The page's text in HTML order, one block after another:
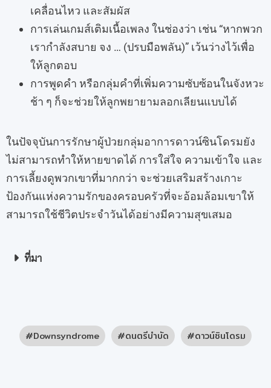
เคลื่อนไหว และสัมผัส
การเล่นเกมส์เติมเนื้อเพลง ในช่องว่า เช่น “หากพวก
เรากำลังสบาย จง … (ปรบมือพลัน)” เว้นว่างไว้เพื่อ
ให้ลูกตอบ
การพูดคำ หรือกลุ่มคำที่เพิ่มความซับซ้อนในจังหวะ
ช้า ๆ ก็จะช่วยให้ลูกพยายามลอกเลียนแบบได้
ในปัจจุบันการรักษาผู้ป่วยกลุ่มอาการดาวน์ซินโดรมยัง
ไม่สามารถทำให้หายขาดได้ การใส่ใจ ความเข้าใจ และ
การเลี้ยงดูพวกเขาที่มากกว่า จะช่วยเสริมสร้างเกาะ
ป้องกันแห่งความรักของครอบครัวที่จะอ้อมล้อมเขาให้
สามารถใช้ชีวิตประจำวันได้อย่างมีความสุขเสมอ
ที่มา
Downsyndrome ดนตรีบำบัด ดาวน์ซินโดรม